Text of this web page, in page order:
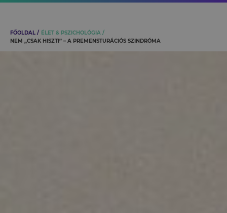
FŐOLDAL
ÉLET & PSZICHOLÓGIA
NEM „CSAK HISZTI” – A PREMENSTURÁCIÓS SZINDRÓMA